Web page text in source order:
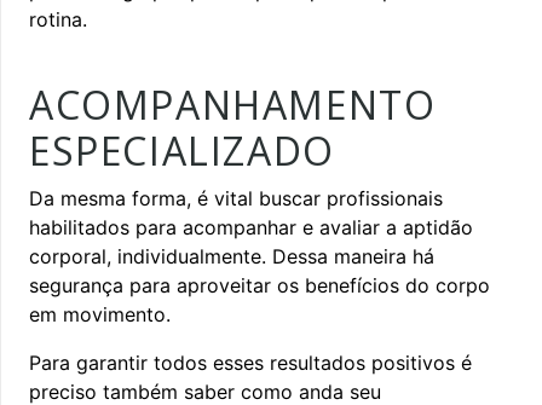
rotina.
ACOMPANHAMENTO
ESPECIALIZADO
Da mesma forma, é vital buscar profissionais
habilitados para acompanhar e avaliar a aptidão
corporal, individualmente. Dessa maneira há
segurança para aproveitar os benefícios do corpo
em movimento.
Para garantir todos esses resultados positivos é
preciso também saber como anda seu